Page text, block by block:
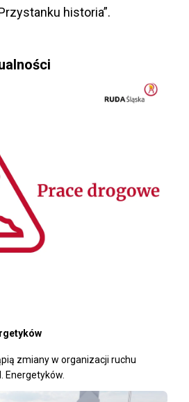
historia”.
zmiany w organizacji ruchu
Energetyków.